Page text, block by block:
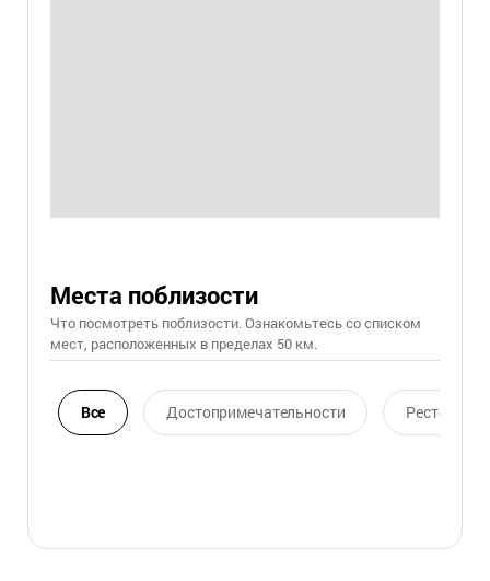
Места поблизости
Что посмотреть поблизости. Ознакомьтесь со списком
мест, расположенных в пределах 50 км.
Все Достопримечательности Ресторан